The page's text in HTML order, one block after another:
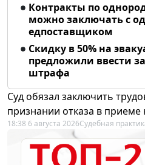
Контракты по
можно заключать с
едпоставщиком
Скидку в 50% на
предложили ввести
штрафа
Суд обязал заключить
признании отказа в
18:38 6 августа 2026Судебная